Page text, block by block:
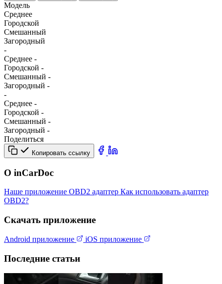
Модель
Среднее
Городской
Смешанный
Загородный
-
Среднее -
Городской -
Смешанный -
Загородный -
-
Среднее -
Городской -
Смешанный -
Загородный -
Поделиться
Копировать ссылку
О inCarDoc
Наше приложение OBD2 адаптер Как использовать адаптер
OBD2?
Скачать приложение
Android приложение iOS приложение
Последние статьи